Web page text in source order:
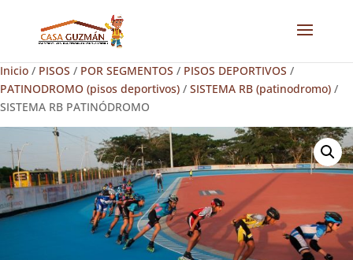
Inicio / PISOS / POR SEGMENTOS / PISOS DEPORTIVOS /
PATINODROMO (pisos deportivos) / SISTEMA RB (patinodromo) /
SISTEMA RB PATINÓDROMO